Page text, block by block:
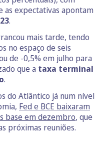
as expectativas apontam
.
mais tarde, tendo
no espaço de seis
de -0,5% em julho para
que a taxa terminal
.
do Atlântico já num nível
Fed e BCE baixaram
base em dezembro, que
próximas reuniões.